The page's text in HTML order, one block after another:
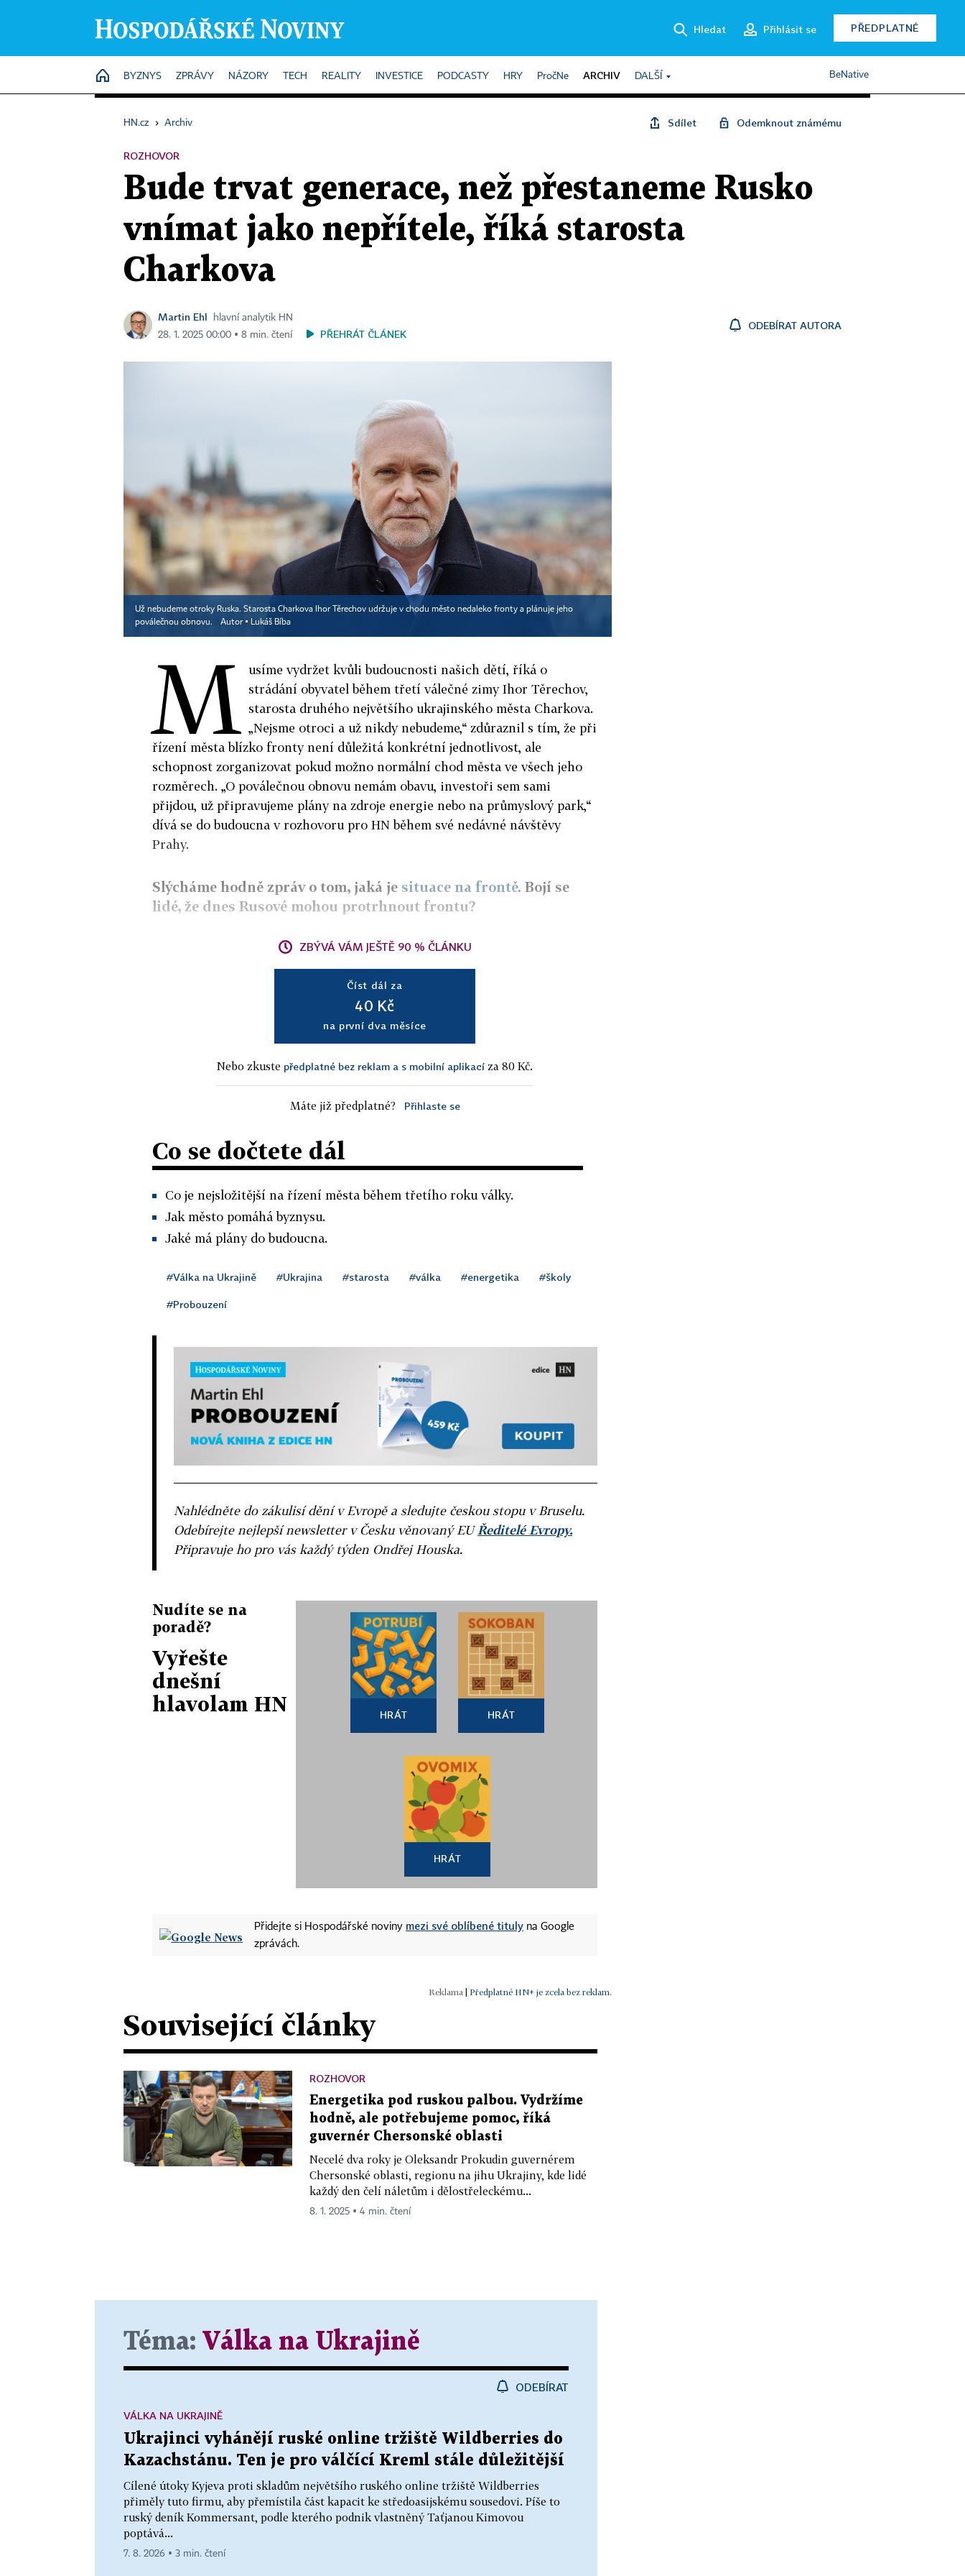
Hledat Přihlásit se PŘEDPLATNÉ
HOME
BYZNYS ZPRÁVY NÁZORY TECH REALITY INVESTICE PODCASTY HRY PročNe ARCHIV DALŠÍ BeNative
HN.cz › Archiv Sdílet Odemknout známému
ROZHOVOR
Bude trvat generace, než přestaneme Rusko
vnímat jako nepřítele, říká starosta
Charkova
Martin Ehl
hlavní analytik HN
28. 1. 2025 00:00 ▪ 8 min. čtení
PŘEHRÁT ČLÁNEK
ODEBÍRAT AUTORA
Už nebudeme otroky Ruska. Starosta Charkova Ihor Těrechov udržuje v chodu město nedaleko fronty a plánuje jeho
poválečnou obnovu.
Autor ▪ Lukáš Bíba
M usíme vydržet kvůli budoucnosti našich dětí, říká o
strádání obyvatel během třetí válečné zimy Ihor Těrechov,
starosta druhého největšího ukrajinského města Charkova.
„Nejsme otroci a už nikdy nebudeme,“ zdůraznil s tím, že při
řízení města blízko fronty není důležitá konkrétní jednotlivost, ale
schopnost zorganizovat pokud možno normální chod města ve všech jeho
rozměrech. „O poválečnou obnovu nemám obavu, investoři sem sami
přijdou, už připravujeme plány na zdroje energie nebo na průmyslový park,“
dívá se do budoucna v rozhovoru pro HN během své nedávné návštěvy
Prahy.
Slýcháme hodně zpráv o tom, jaká je situace na frontě. Bojí se
lidé, že dnes Rusové mohou protrhnout frontu?
ZBÝVÁ VÁM JEŠTĚ 90 % ČLÁNKU
Číst dál za
40 Kč
na první dva měsíce
Nebo zkuste předplatné bez reklam a s mobilní aplikací za 80 Kč.
Máte již předplatné? Přihlaste se
Co se dočtete dál
Co je nejsložitější na řízení města během třetího roku války.
Jak město pomáhá byznysu.
Jaké má plány do budoucna.
#Válka na Ukrajině #Ukrajina #starosta #válka #energetika #školy
#Probouzení
Nahlédněte do zákulisí dění v Evropě a sledujte českou stopu v Bruselu.
Odebírejte nejlepší newsletter v Česku věnovaný EUŘeditelé Evropy.
Připravuje ho pro vás každý týden Ondřej Houska.
Nudíte se na
poradě?
Vyřešte
dnešní
hlavolam HN
HRÁT HRÁT
HRÁT
Přidejte si Hospodářské noviny mezi své oblíbené tituly na Google
zprávách.
Předplatné HN+ je zcela bez reklam.
Související články
ROZHOVOR
Energetika pod ruskou palbou. Vydržíme
hodně, ale potřebujeme pomoc, říká
guvernér Chersonské oblasti
Necelé dva roky je Oleksandr Prokudin guvernérem
Chersonské oblasti, regionu na jihu Ukrajiny, kde lidé
každý den čelí náletům i dělostřeleckému...
8. 1. 2025 ▪ 4 min. čtení
Téma: Válka na Ukrajině
ODEBÍRAT
Ukrajinci vyhánějí ruské online tržiště Wildberries do
Kazachstánu. Ten je pro válčící Kreml stále důležitější
Cílené útoky Kyjeva proti skladům největšího ruského online tržiště Wildberries
přiměly tuto firmu, aby přemístila část kapacit ke středoasijskému sousedovi. Píše to
ruský deník Kommersant, podle kterého podnik vlastněný Taťjanou Kimovou
poptává...
VÁLKA NA UKRAJINĚ
7. 8. 2026 ▪ 3 min. čtení